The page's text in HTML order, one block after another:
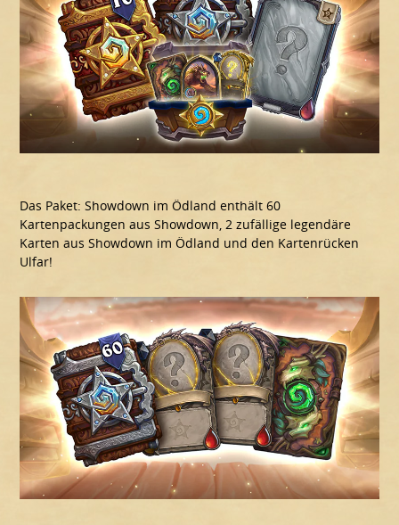
Das Paket: Showdown im Ödland enthält 60
Kartenpackungen aus Showdown, 2 zufällige legendäre
Karten aus Showdown im Ödland und den Kartenrücken
Ulfar!